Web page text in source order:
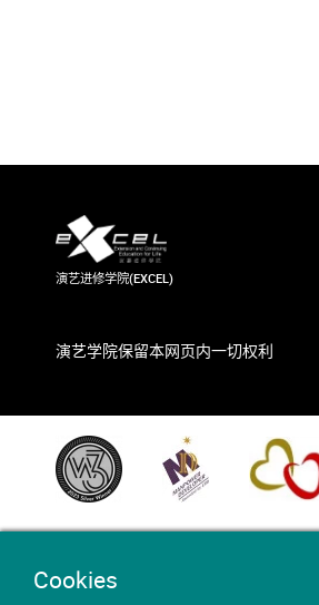
Cookies
演艺进修学院(EXCEL)
演艺学院保留本网页内一切权利